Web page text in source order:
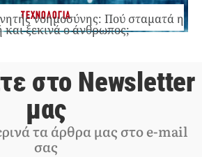
ΤΕΧΝΟΛΟΓΙΑ
νοημοσύνης: Πού σταματά η
και ξεκινά ο άνθρωπος;
στο Newsletter
μας
τα άρθρα μας στο e-mail
σας